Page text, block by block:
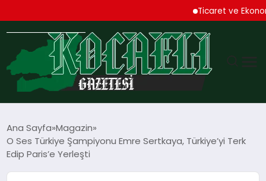
Ticaret ve Ekonomik
TEKNOLOJI
Ana Sayfa Magazin
O Ses Türkiye Şampiyonu Emre Sertkaya, Türkiye’yi Terk
Edip Paris’e Yerleşti